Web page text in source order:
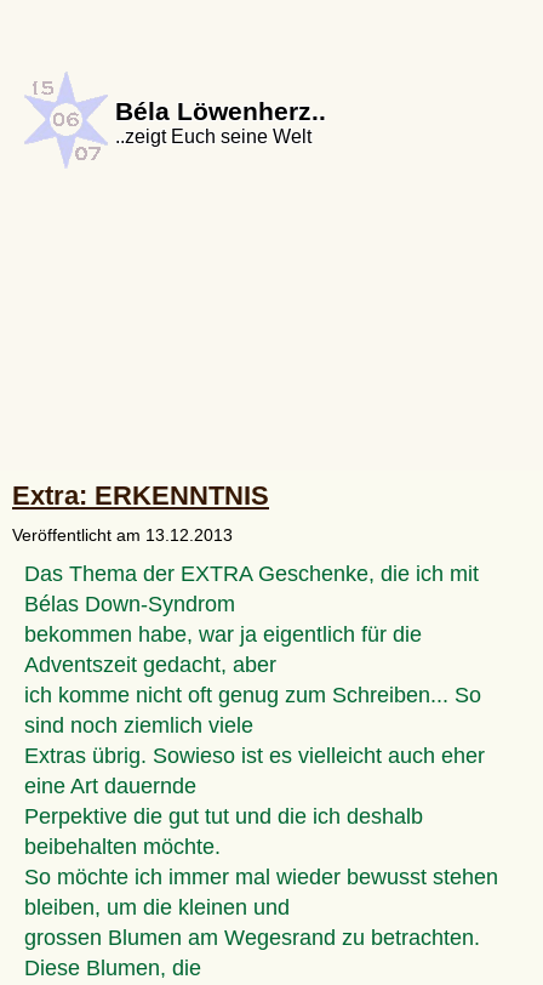
Béla Löwenherz..
..zeigt Euch seine Welt
Extra: ERKENNTNIS
Veröffentlicht am 13.12.2013
Das Thema der EXTRA Geschenke, die ich mit
Bélas Down-Syndrom
bekommen habe, war ja eigentlich für die
Adventszeit gedacht, aber
ich komme nicht oft genug zum Schreiben... So
sind noch ziemlich viele
Extras übrig. Sowieso ist es vielleicht auch eher
eine Art dauernde
Perpektive die gut tut und die ich deshalb
beibehalten möchte.
So möchte ich immer mal wieder bewusst stehen
bleiben, um die kleinen und
grossen Blumen am Wegesrand zu betrachten.
Diese Blumen, die